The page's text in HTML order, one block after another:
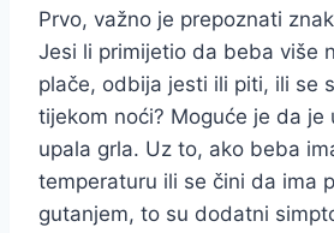
Prvo, važno je prepoznati
Jesi li primijetio da beba više
plače, odbija jesti ili piti, ili se
tijekom noći? Moguće je da je
upala grla. Uz to, ako beba
temperaturu ili se čini da ima
gutanjem, to su dodatni